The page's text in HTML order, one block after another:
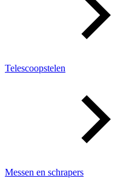
Telescoopstelen
Messen en schrapers